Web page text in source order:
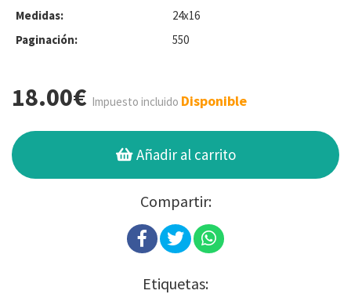
Medidas:
24x16
Paginación:
550
18.00€ Impuesto incluido Disponible
Añadir al carrito
Compartir:
Etiquetas: